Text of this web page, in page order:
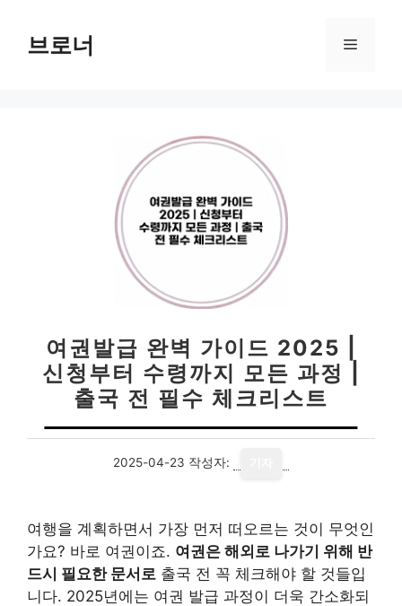
브로너 메
여권발급 완벽 가이드 2025 |
신청부터 수령까지 모든 과정 |
출국 전 필수 체크리스트
2025-04-23 작성자:
여행을 계획하면서 가장 먼저 떠오르는 것이 무엇인
가요? 바로 여권이죠. 여권은 해외로 나가기 위해 반
드시 필요한 문서로 출국 전 꼭 체크해야 할 것들입
니다. 2025년에는 여권 발급 과정이 더욱 간소화되